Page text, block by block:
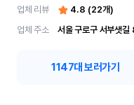
업체 리뷰
4.8 (22개)
업체 주소
서울 구로구 서부샛
1147대 보러가기